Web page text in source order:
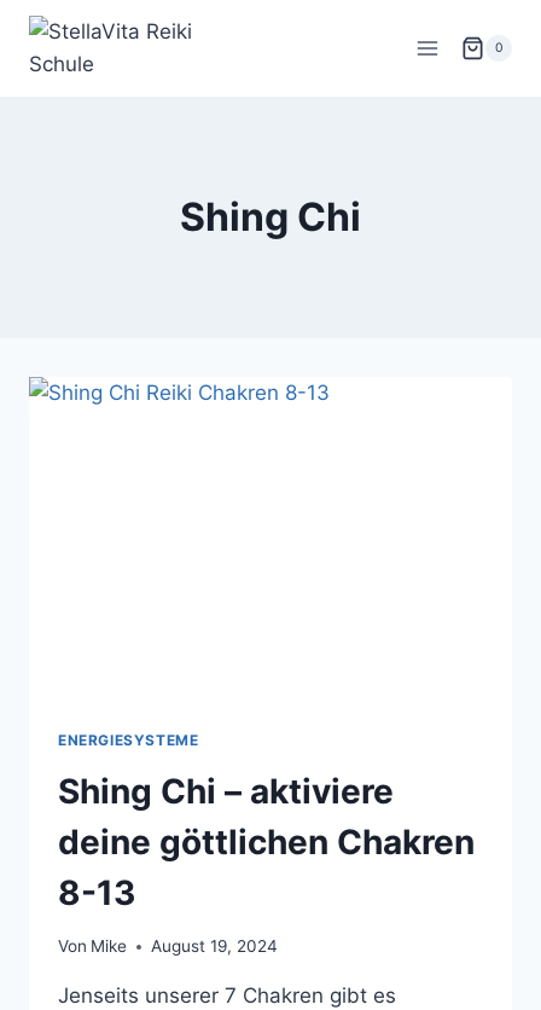
Zum
springen
0
Shing Chi
ENERGIESYSTEME
Shing Chi – aktiviere
deine göttlichen Chakren
8-13
Von Mike August 19, 2024
Jenseits unserer 7 Chakren gibt es